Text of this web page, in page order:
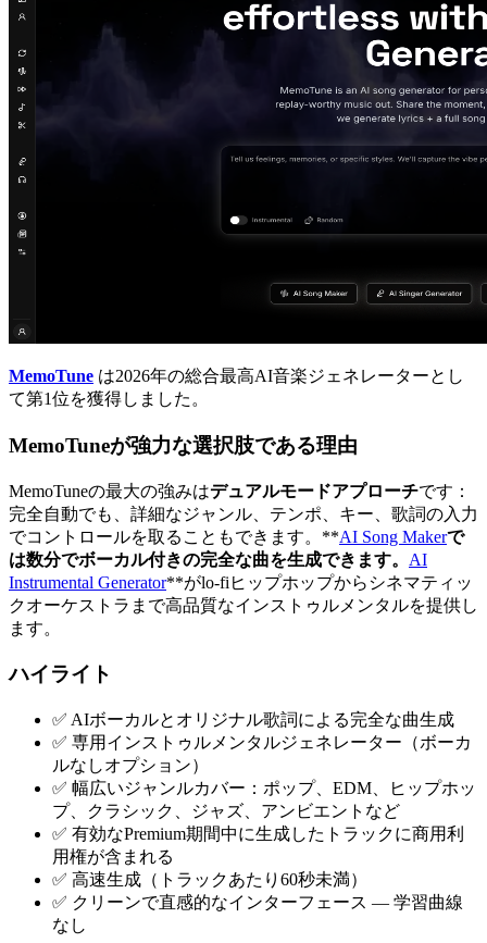
MemoTune は2026年の総合最高AI音楽ジェネレーターとし
て第1位を獲得しました。
MemoTuneが強力な選択肢である理由
MemoTuneの最大の強みはデュアルモードアプローチです：
完全自動でも、詳細なジャンル、テンポ、キー、歌詞の入力
でコントロールを取ることもできます。**AI Song Makerで
は数分でボーカル付きの完全な曲を生成できます。 AI
Instrumental Generator**がlo-fiヒップホップからシネマティッ
クオーケストラまで高品質なインストゥルメンタルを提供し
ます。
ハイライト
✅ AIボーカルとオリジナル歌詞による完全な曲生成
✅ 専用インストゥルメンタルジェネレーター（ボーカ
ルなしオプション）
✅ 幅広いジャンルカバー：ポップ、EDM、ヒップホッ
プ、クラシック、ジャズ、アンビエントなど
✅ 有効なPremium期間中に生成したトラックに商用利
用権が含まれる
✅ 高速生成（トラックあたり60秒未満）
✅ クリーンで直感的なインターフェース — 学習曲線
なし